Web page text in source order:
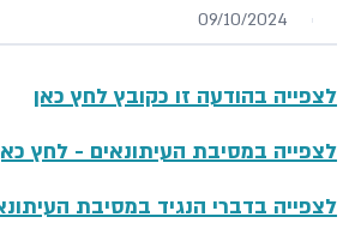
09/10/2024
לצפייה בהודעה זו כקובץ לחץ כאן
לצפייה במסיבת העיתונאים - לחץ
לצפייה בדברי הנגיד במסיבת